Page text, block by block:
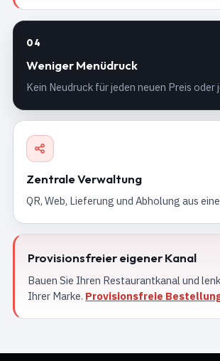
04
Weniger Menüdruck
Kein Neudruck für jeden neuen Preis oder
Zentrale Verwaltung
QR, Web, Lieferung und Abholung aus
Provisionsfreier eigener Kanal
Bauen Sie Ihren Restaurantkanal und
Ihrer Marke. Provisionsfreie